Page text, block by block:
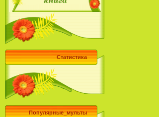
Статистика
Популярные_мульты